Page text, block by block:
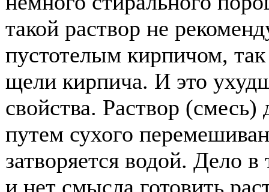
такой раствор не
пустотелым кирпичом, так
щели кирпича. И это
свойства. Раствор
путем сухого
затворяется водой. Дело
и нет смысла готовить